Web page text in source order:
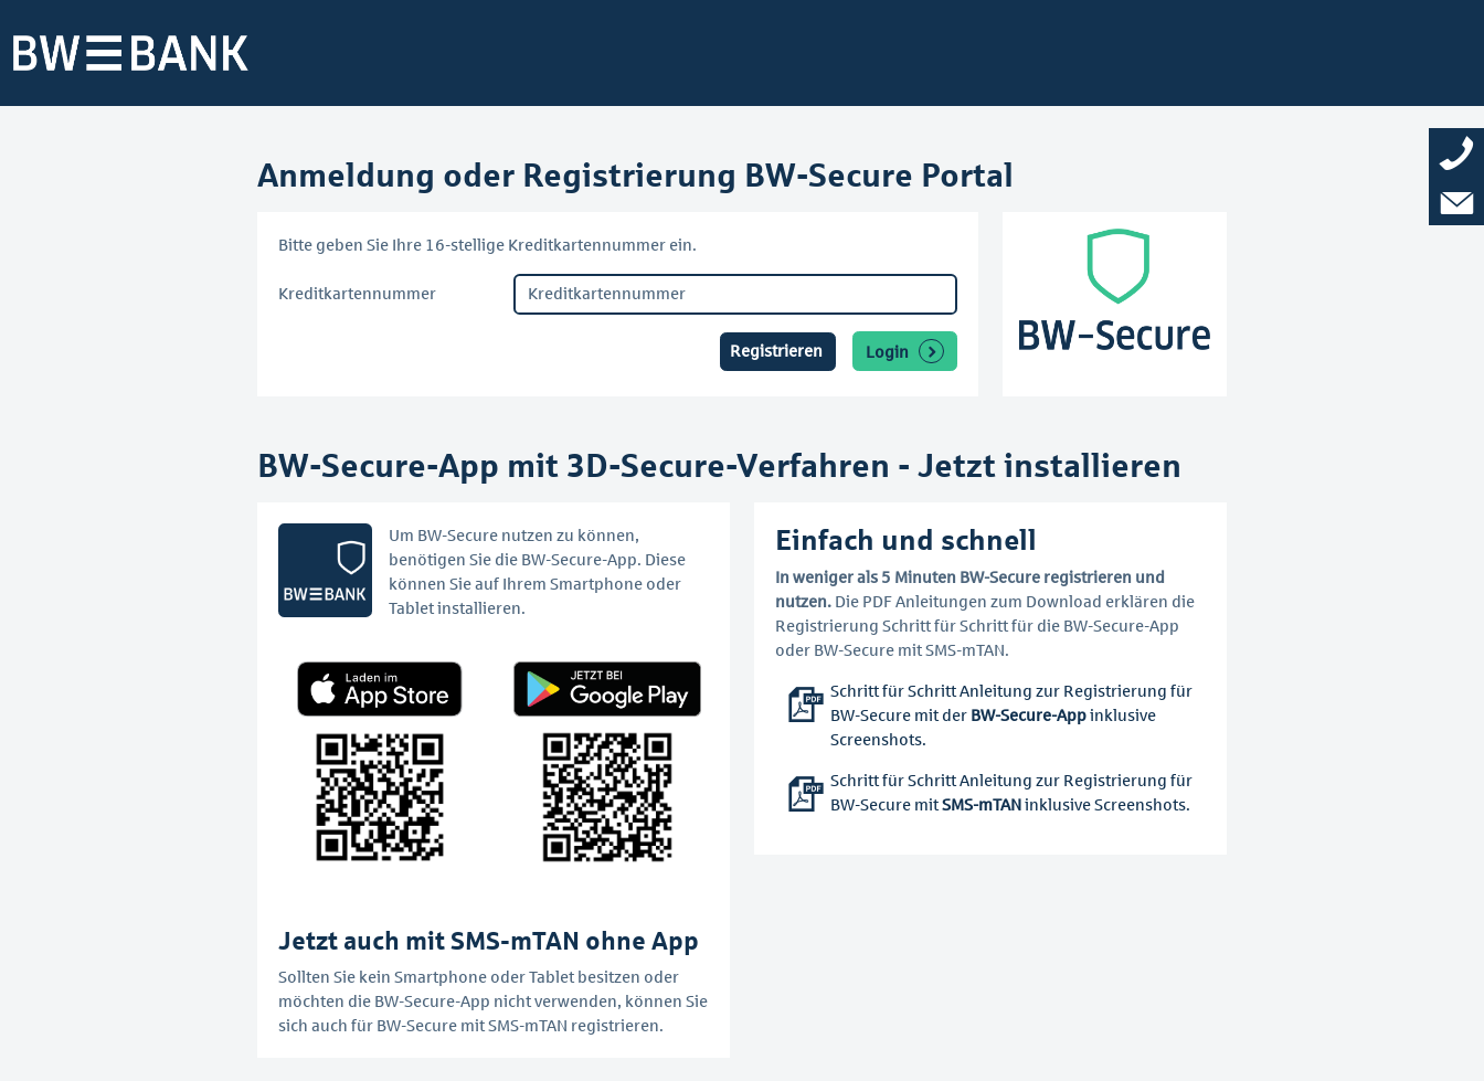
Anmeldung oder Registrierung BW-Secure Portal
Bitte geben Sie Ihre 16-stellige Kreditkartennummer ein.
Kreditkartennummer
Registrieren Login
BW-Secure-App mit 3D-Secure-Verfahren - Jetzt installieren
Um BW-Secure nutzen zu können,
benötigen Sie die BW-Secure-App. Diese
können Sie auf Ihrem Smartphone oder
Tablet installieren.
Jetzt auch mit SMS-mTAN ohne App
Sollten Sie kein Smartphone oder Tablet besitzen oder
möchten die BW-Secure-App nicht verwenden, können Sie
sich auch für BW-Secure mit SMS-mTAN registrieren.
Einfach und schnell
In weniger als 5 Minuten BW-Secure registrieren und
nutzen. Die PDF Anleitungen zum Download erklären die
Registrierung Schritt für Schritt für die BW-Secure-App
oder BW-Secure mit SMS-mTAN.
Schritt für Schritt Anleitung zur Registrierung für
BW-Secure mit der BW-Secure-Appinklusive
Screenshots.
Schritt für Schritt Anleitung zur Registrierung für
BW-Secure mitSMS-mTANinklusive Screenshots.